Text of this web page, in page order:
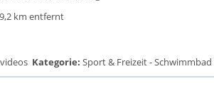
9,2 km entfernt
Kategorie: Sport & Freizeit - Schwimmbad